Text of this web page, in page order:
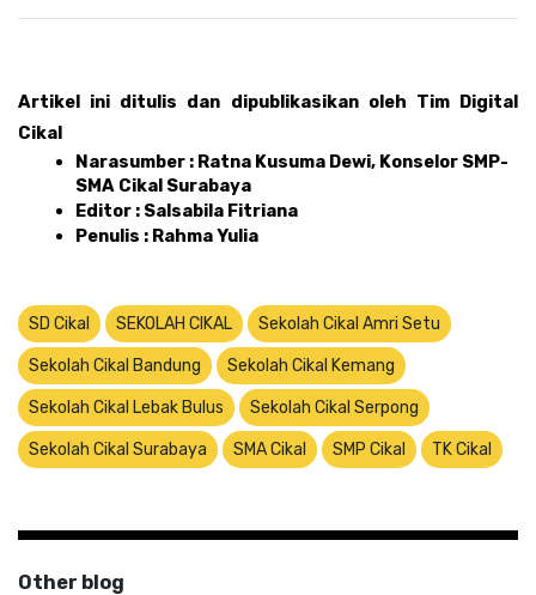
Artikel ini ditulis dan dipublikasikan oleh Tim Digital
Cikal
Narasumber : Ratna Kusuma Dewi, Konselor SMP-
SMA Cikal Surabaya
Editor : Salsabila Fitriana
Penulis : Rahma Yulia
SD Cikal SEKOLAH CIKAL Sekolah Cikal Amri Setu
Sekolah Cikal Bandung Sekolah Cikal Kemang
Sekolah Cikal Lebak Bulus Sekolah Cikal Serpong
Sekolah Cikal Surabaya SMA Cikal SMP Cikal TK Cikal
Other blog